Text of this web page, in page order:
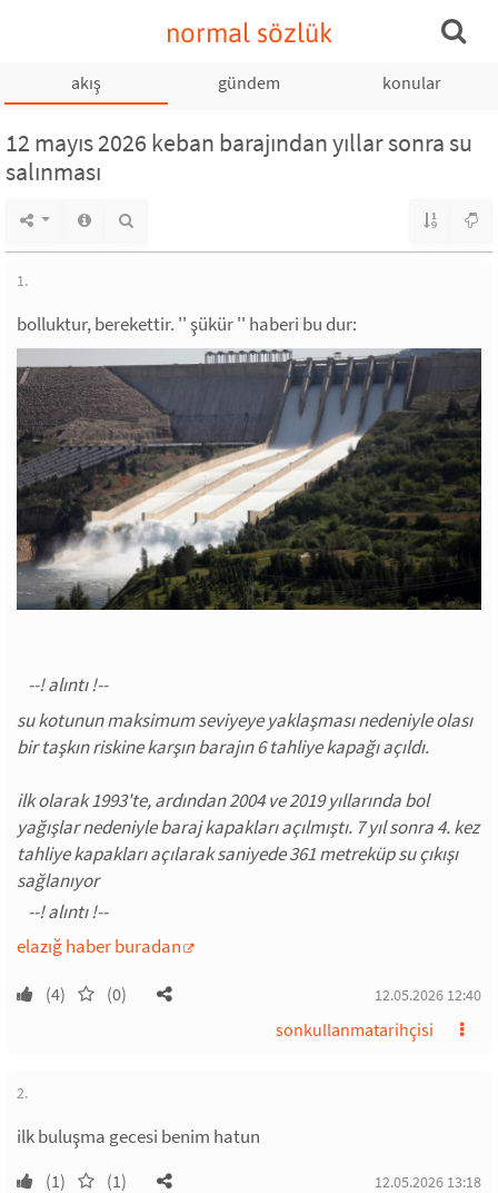
normal sözlük
akış gündem konular
12 mayıs 2026 keban barajından yıllar sonra su
salınması
1.
bolluktur, berekettir. '' şükür '' haberi bu dur:
su kotunun maksimum seviyeye yaklaşması nedeniyle olası
bir taşkın riskine karşın barajın 6 tahliye kapağı açıldı.
ilk olarak 1993'te, ardından 2004 ve 2019 yıllarında bol
yağışlar nedeniyle baraj kapakları açılmıştı. 7 yıl sonra 4. kez
tahliye kapakları açılarak saniyede 361 metreküp su çıkışı
sağlanıyor
elazığ haber buradan
(4) (0) 12.05.2026 12:40
sonkullanmatarihçisi
2.
ilk buluşma gecesi benim hatun
(1) (1) 12.05.2026 13:18